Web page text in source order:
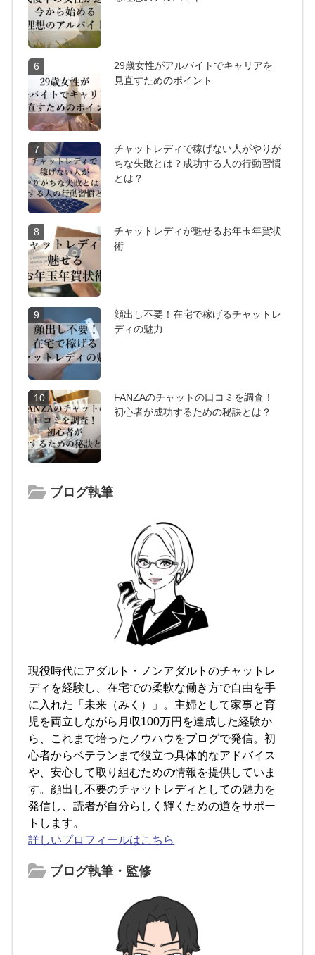
6
29歳女性がアルバイトでキャリアを
見直すためのポイント
7
チャットレディで稼げない人がやりが
ちな失敗とは？成功する人の行動習慣
とは？
8
チャットレディが魅せるお年玉年賀状
術
9
顔出し不要！在宅で稼げるチャットレ
ディの魅力
10
FANZAのチャットの口コミを調査！
初心者が成功するための秘訣とは？
ブログ執筆
現役時代にアダルト・ノンアダルトのチャットレ
ディを経験し、在宅での柔軟な働き方で自由を手
に入れた「未来（みく）」。主婦として家事と育
児を両立しながら月収100万円を達成した経験か
ら、これまで培ったノウハウをブログで発信。初
心者からベテランまで役立つ具体的なアドバイス
や、安心して取り組むための情報を提供していま
す。顔出し不要のチャットレディとしての魅力を
発信し、読者が自分らしく輝くための道をサポー
トします。
詳しいプロフィールはこちら
ブログ執筆・監修